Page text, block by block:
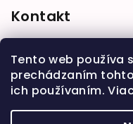
Tento web používa
prechádzaním
ich používaním.
Kontakt
shop @babymarket.sk
+421 914 334 455